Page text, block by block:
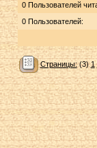
0 Пользователей
0 Пользователей:
Страницы:(3)1